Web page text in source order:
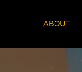
ABOUT